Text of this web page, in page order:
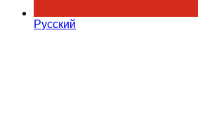
Русский